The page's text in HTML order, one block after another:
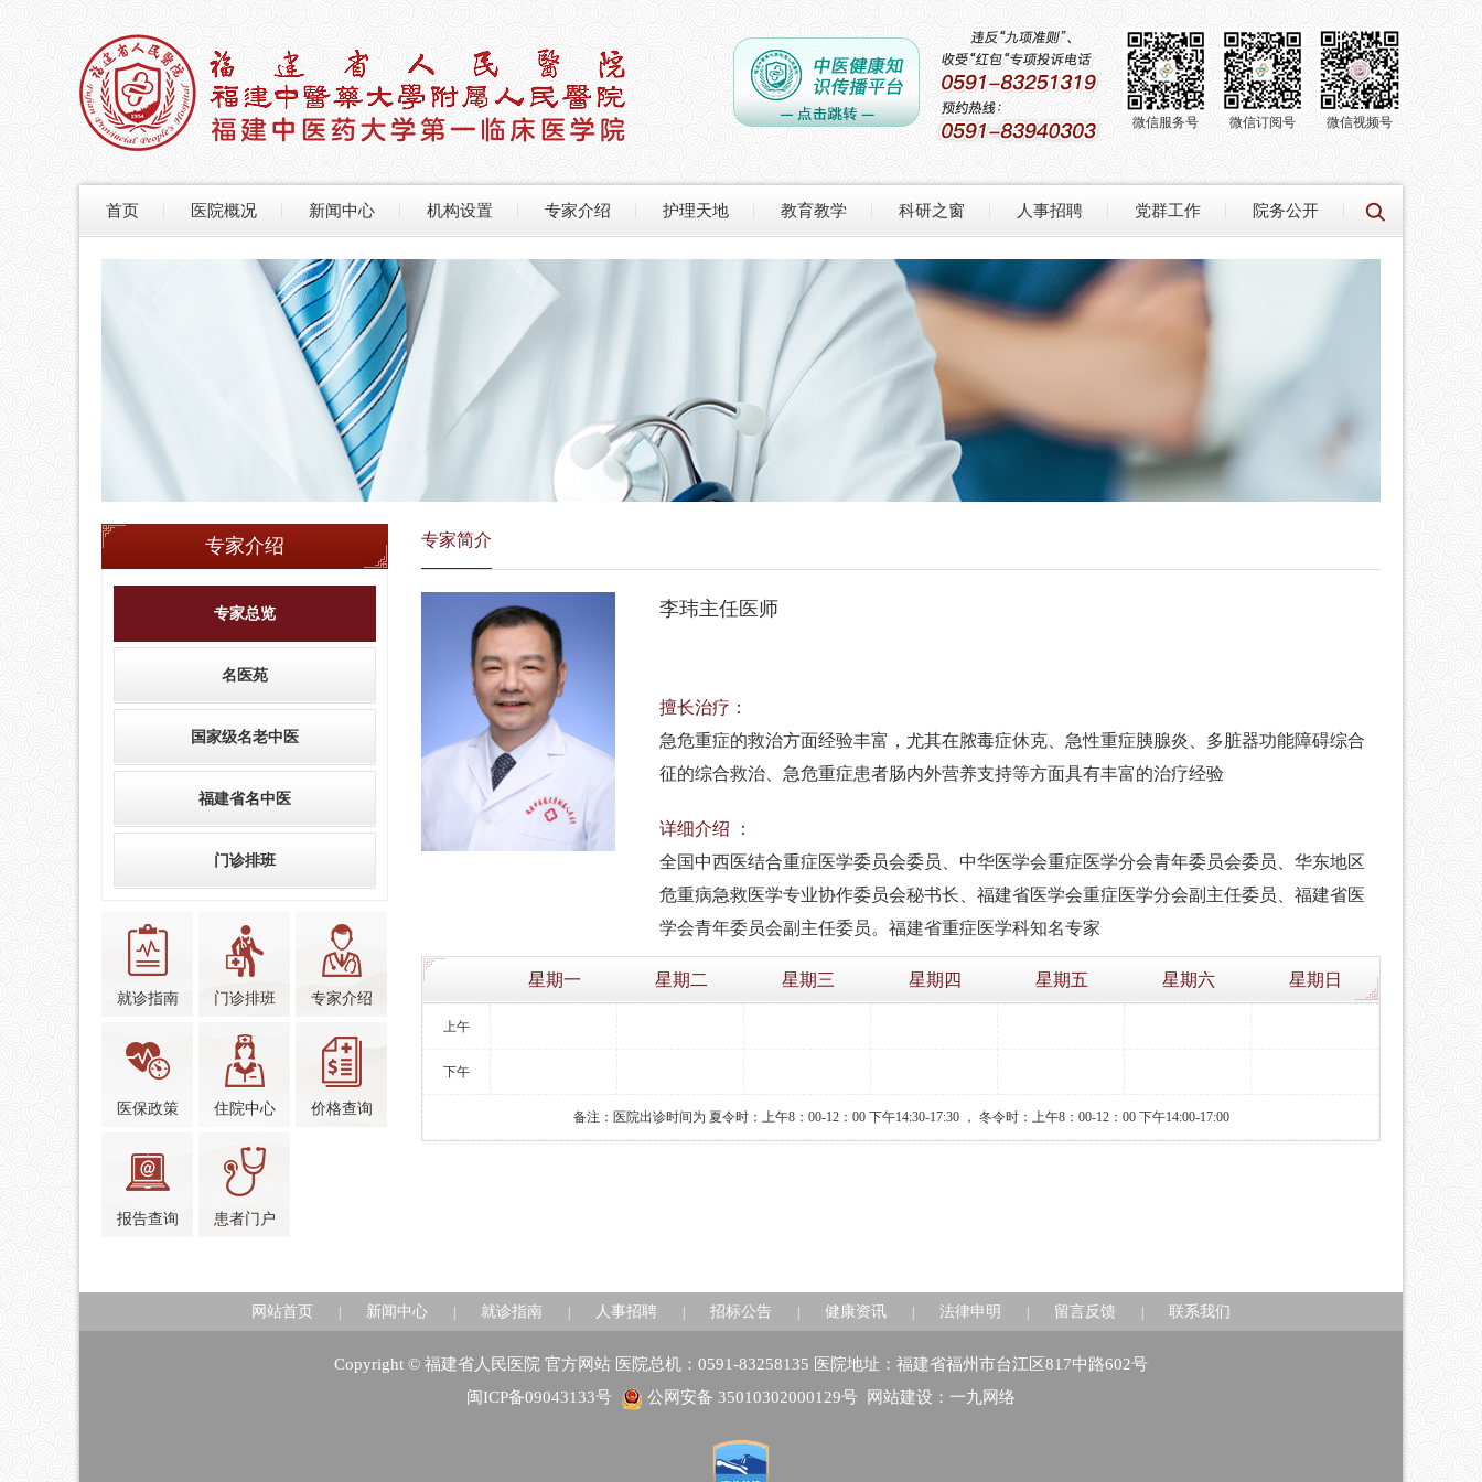
微信视频号
微信订阅号
微信服务号
首页 医院概况 新闻中心 机构设置 专家介绍 护理天地 教育教学 科研之窗 人事招聘 党群工作 院务公开
专家介绍
专家总览
名医苑
国家级名老中医
福建省名中医
门诊排班
就诊指南 门诊排班 专家介绍
医保政策 住院中心 价格查询
报告查询 患者门户
专家简介
李玮主任医师
擅长治疗：
急危重症的救治方面经验丰富，尤其在脓毒症休克、急性重症胰腺炎、多脏器功能障碍综合
征的综合救治、急危重症患者肠内外营养支持等方面具有丰富的治疗经验
详细介绍 ：
全国中西医结合重症医学委员会委员、中华医学会重症医学分会青年委员会委员、华东地区
危重病急救医学专业协作委员会秘书长、福建省医学会重症医学分会副主任委员、福建省医
学会青年委员会副主任委员。福建省重症医学科知名专家
星期一 星期二 星期三 星期四 星期五 星期六 星期日
上午
下午
备注：医院出诊时间为 夏令时：上午8：00-12：00 下午14:30-17:30 ， 冬令时：上午8：00-12：00 下午14:00-17:00
网站首页 新闻中心 就诊指南 人事招聘 招标公告 健康资讯 法律申明 留言反馈 联系我们
Copyright © 福建省人民医院 官方网站 医院总机：0591-83258135 医院地址：福建省福州市台江区817中路602号
闽ICP备09043133号
公网安备 35010302000129号 网站建设：一九网络